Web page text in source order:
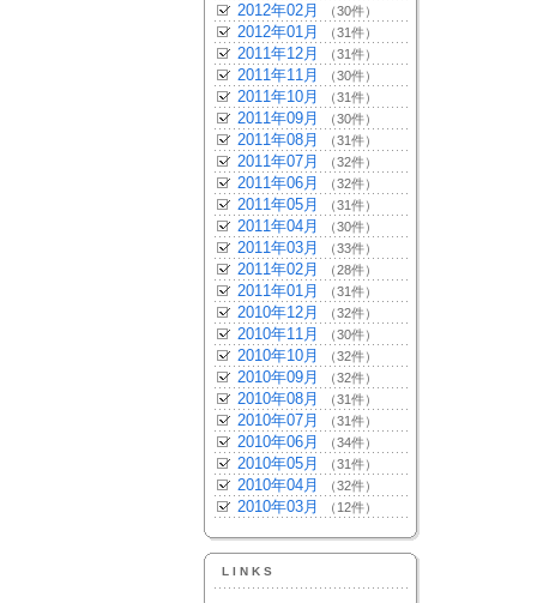
2012年02月 （30件）
2012年01月 （31件）
2011年12月 （31件）
2011年11月 （30件）
2011年10月 （31件）
2011年09月 （30件）
2011年08月 （31件）
2011年07月 （32件）
2011年06月 （32件）
2011年05月 （31件）
2011年04月 （30件）
2011年03月 （33件）
2011年02月 （28件）
2011年01月 （31件）
2010年12月 （32件）
2010年11月 （30件）
2010年10月 （32件）
2010年09月 （32件）
2010年08月 （31件）
2010年07月 （31件）
2010年06月 （34件）
2010年05月 （31件）
2010年04月 （32件）
2010年03月 （12件）
LINKS